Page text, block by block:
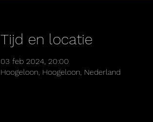
Tijd en locatie
03 feb 2024, 20:00
Hoogeloon, Hoogeloon, Nederland